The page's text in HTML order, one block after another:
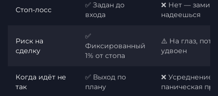
Стоп-лосс
✅ Задан до
входа
❌ Нет —
надеешься
Риск на
сделку
✅
Фиксированный
1% от стопа
⚠️ На глаз,
удвоен
Когда идёт не
так
✅ Выход по
плану
❌ Усреднение,
паническая